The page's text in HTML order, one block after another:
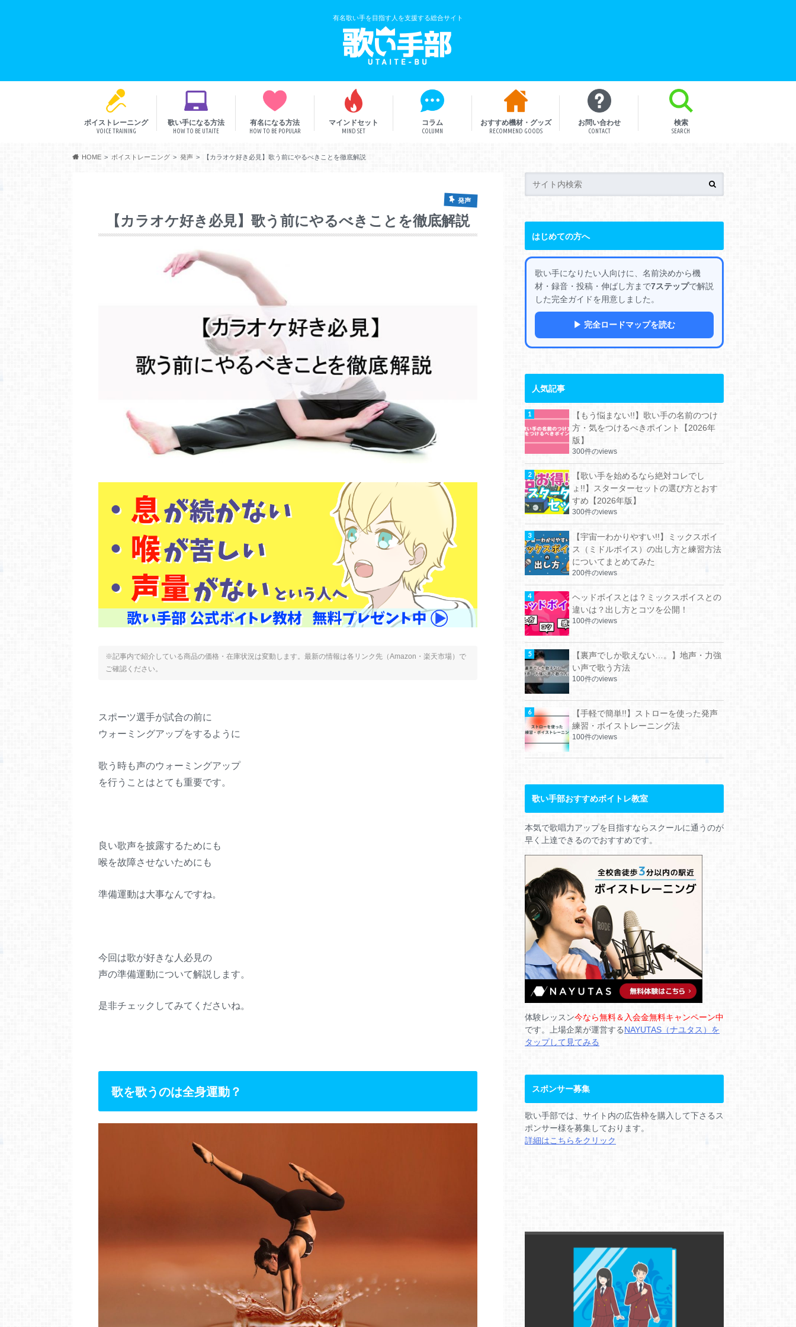
有名歌い手を目指す人を支援する総合サイト
ボイストレーニング
VOICE TRAINING
歌い手になる方法
HOW TO BE UTAITE
有名になる方法
HOW TO BE POPULAR
マインドセット
MIND SET
コラム
COLUMN
おすすめ機材・グッズ
RECOMMEND GOODS
お問い合わせ
CONTACT
検索
SEARCH
HOME ボイストレーニング 発声 【カラオケ好き必見】歌う前にやるべきことを徹底解説
発声
【カラオケ好き必見】歌う前にやるべきことを徹底解説
※記事内で紹介している商品の価格・在庫状況は変動します。最新の情報は各リンク先（Amazon・楽天市場）で
ご確認ください。
スポーツ選手が試合の前に
ウォーミングアップをするように
歌う時も声のウォーミングアップ
を行うことはとても重要です。
良い歌声を披露するためにも
喉を故障させないためにも
準備運動は大事なんですね。
今回は歌が好きな人必見の
声の準備運動について解説します。
是非チェックしてみてくださいね。
歌を歌うのは全身運動？
はじめての方へ
歌い手になりたい人向けに、名前決めから機
材・録音・投稿・伸ばし方まで7ステップで解説
した完全ガイドを用意しました。
▶ 完全ロードマップを読む
人気記事
【もう悩まない!!】歌い手の名前のつけ
方・気をつけるべきポイント【2026年
版】
300件のviews
【歌い手を始めるなら絶対コレでし
ょ!!】スターターセットの選び方とおす
すめ【2026年版】
300件のviews
【宇宙一わかりやすい!!】ミックスボイ
ス（ミドルボイス）の出し方と練習方法
についてまとめてみた
200件のviews
ヘッドボイスとは？ミックスボイスとの
違いは？出し方とコツを公開！
100件のviews
【裏声でしか歌えない…。】地声・力強
い声で歌う方法
100件のviews
【手軽で簡単!!】ストローを使った発声
練習・ボイストレーニング法
100件のviews
歌い手部おすすめボイトレ教室
本気で歌唱力アップを目指すならスクールに通うのが
早く上達できるのでおすすめです。
体験レッスン今なら無料＆入会金無料キャンペーン中
です。上場企業が運営するNAYUTAS（ナユタス）を
タップして見てみる
スポンサー募集
歌い手部では、サイト内の広告枠を購入して下さるス
ポンサー様を募集しております。
詳細はこちらをクリック